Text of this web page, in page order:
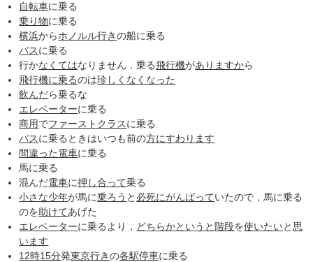
自転車に乗る
乗り物に乗る
横浜からホノルル行きの船に乗る
バスに乗る
行かなくてはなりません．乗る飛行機がありますから
飛行機に乗るのは珍しく なくなった
飲んだら乗るな
エレベーターに乗る
商用でファーストクラスに乗る
バスに乗るときはいつも前の方にすわります
間違った電車に乗る
馬に乗る
混んだ電車に押し合って乗る
小さな少年が馬に乗ろう と 必死にがんばっていたので，馬に乗る
のを助けてあげた
エレベーターに乗るより， どちらかというと 階段を使いたいと 思
います
12時15分発東京行きの各駅停車に乗る